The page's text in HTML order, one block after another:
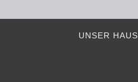
UNSER HAUS